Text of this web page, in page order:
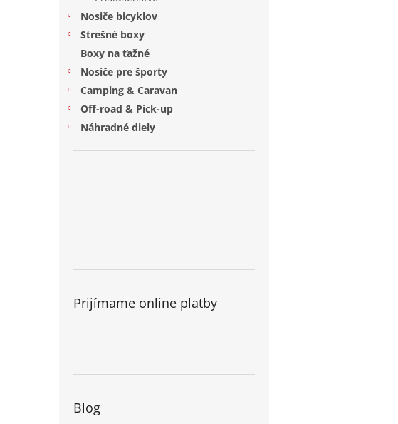
Nosiče bicyklov
Strešné boxy
Boxy na ťažné
Nosiče pre športy
Camping & Caravan
Off-road & Pick-up
Náhradné diely
Prijímame online platby
Blog